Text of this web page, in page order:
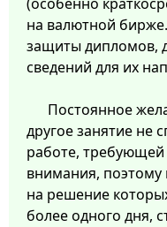
на валютной
защиты дипломов,
сведений для их
Постоянное
другое занятие не
работе,
внимания, поэтому
на решение
более одного дня,